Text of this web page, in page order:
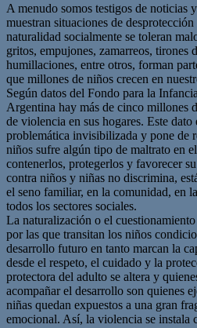
A menudo somos testigos de noticias
muestran situaciones de
naturalidad socialmente se toleran
gritos, empujones, zamarreos, tirones
humillaciones, entre otros, forman
que millones de niños crecen en
Según datos del Fondo para la
Argentina hay más de cinco millones
de violencia en sus hogares. Este
problemática invisibilizada y pone de
niños sufre algún tipo de maltrato en
contenerlos, protegerlos y favorecer
contra niños y niñas no discrimina,
el seno familiar, en la comunidad, en
todos los sectores sociales.
La naturalización o el
por las que transitan los niños
desarrollo futuro en tanto marcan la
desde el respeto, el cuidado y la
protectora del adulto se altera y
acompañar el desarrollo son quienes
niñas quedan expuestos a una gran
emocional. Así, la violencia se instala